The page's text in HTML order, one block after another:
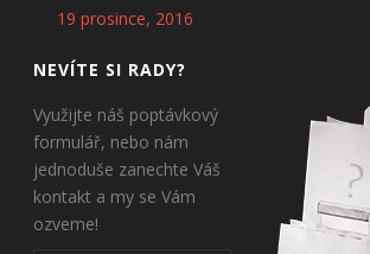
19 prosince, 2016
NEVÍTE SI RADY?
Využijte náš poptávkový
formulář, nebo nám
jednoduše zanechte Váš
kontakt a my se Vám
ozveme!